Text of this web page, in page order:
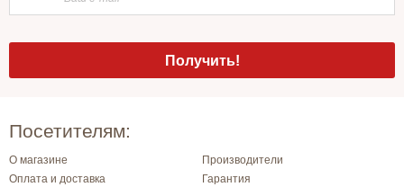
Посетителям:
О магазине
Производители
Оплата и доставка
Гарантия